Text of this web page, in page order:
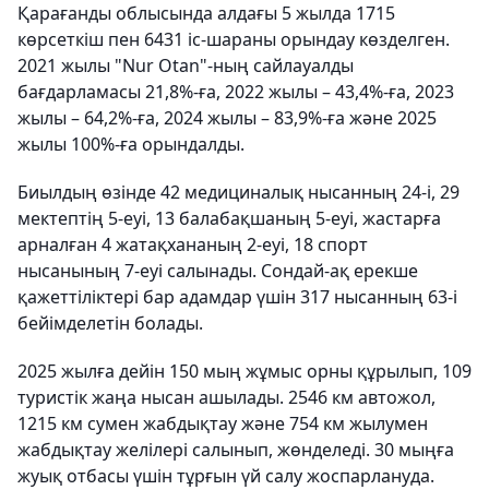
Қарағанды облысында алдағы 5 жылда 1715
көрсеткіш пен 6431 іс-шараны орындау көзделген.
2021 жылы "Nur Otan"-ның сайлауалды
бағдарламасы 21,8%-ға, 2022 жылы – 43,4%-ға, 2023
жылы – 64,2%-ға, 2024 жылы – 83,9%-ға және 2025
жылы 100%-ға орындалды.
Биылдың өзінде 42 медициналық нысанның 24-і, 29
мектептің 5-еуі, 13 балабақшаның 5-еуі, жастарға
арналған 4 жатақхананың 2-еуі, 18 спорт
нысанының 7-еуі салынады. Сондай-ақ ерекше
қажеттіліктері бар адамдар үшін 317 нысанның 63-і
бейімделетін болады.
2025 жылға дейін 150 мың жұмыс орны құрылып, 109
туристік жаңа нысан ашылады. 2546 км автожол,
1215 км сумен жабдықтау және 754 км жылумен
жабдықтау желілері салынып, жөнделеді. 30 мыңға
жуық отбасы үшін тұрғын үй салу жоспарлануда.